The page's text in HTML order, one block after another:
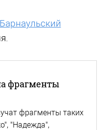
фрагменты
фрагменты таких
"Надежда",